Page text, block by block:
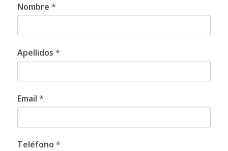
SOLICITAR
INFORMACIÓN
2
Nombre *
Apellidos *
Email *
Teléfono *